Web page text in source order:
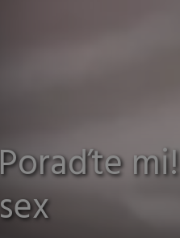
Poraďte
sex